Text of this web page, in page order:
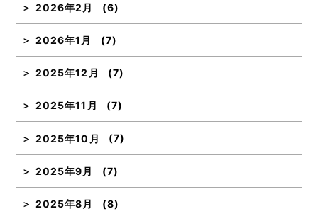
2026年2月 (6)
2026年1月 (7)
2025年12月 (7)
2025年11月 (7)
2025年10月 (7)
2025年9月 (7)
2025年8月 (8)